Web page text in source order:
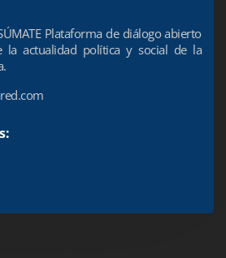
Plataforma de diálogo abierto
la actualidad política y social de la